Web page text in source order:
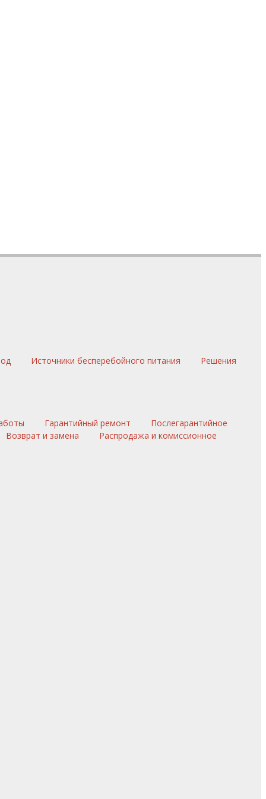
Источники бесперебойного питания Решения
Гарантийный ремонт
Послегарантийное
Возврат и замена
Распродажа и комиссионное